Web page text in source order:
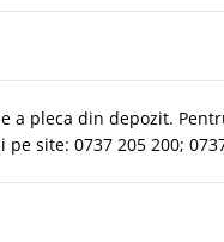
a pleca din depozit.
site: 0737 205 200;